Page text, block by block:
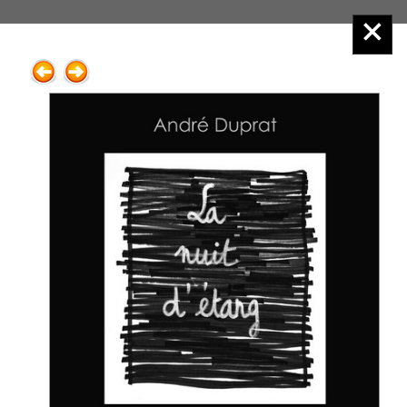
Menu principal :
2.Poésie